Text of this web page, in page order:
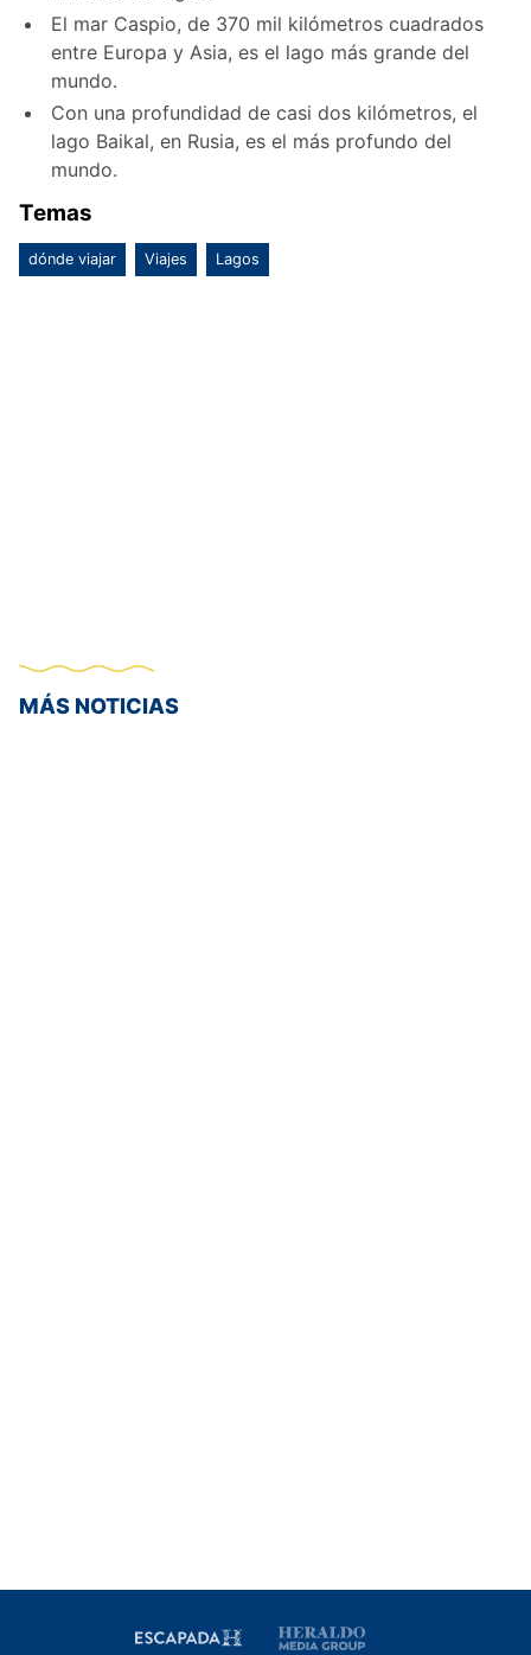
El mar Caspio, de 370 mil kilómetros cuadrados
entre Europa y Asia, es el lago más grande del
mundo.
Con una profundidad de casi dos kilómetros, el
lago Baikal, en Rusia, es el más profundo del
mundo.
Temas
dónde viajar Viajes Lagos
MÁS NOTICIAS